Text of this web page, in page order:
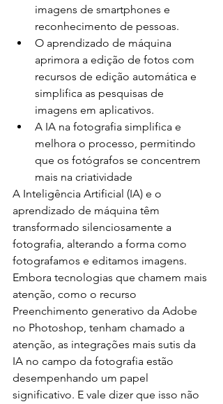
imagens de smartphones e
reconhecimento de pessoas.
O aprendizado de máquina
aprimora a edição de fotos com
recursos de edição automática e
simplifica as pesquisas de
imagens em aplicativos.
A IA na fotografia simplifica e
melhora o processo, permitindo
que os fotógrafos se concentrem
mais na criatividade
A Inteligência Artificial (IA) e o
aprendizado de máquina têm
transformado silenciosamente a
fotografia, alterando a forma como
fotografamos e editamos imagens.
Embora tecnologias que chamem mais
atenção, como o recurso
Preenchimento generativo da Adobe
no Photoshop, tenham chamado a
atenção, as integrações mais sutis da
IA no campo da fotografia estão
desempenhando um papel
significativo. E vale dizer que isso não